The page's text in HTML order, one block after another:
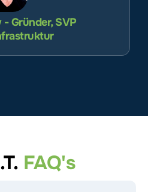
- Gründer, SVP
FAQ's